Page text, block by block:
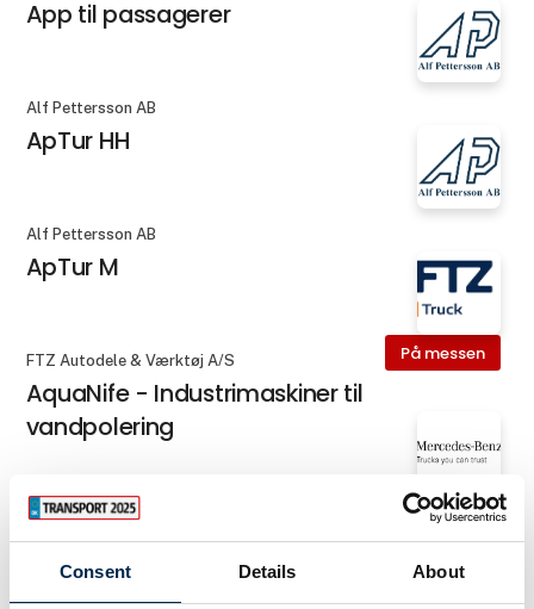
Consent Details About
App til passagerer
Alf Pettersson AB
ApTur HH
Alf Pettersson AB
ApTur M
På messen
FTZ Autodele & Værktøj A/S
AquaNife - Industrimaskiner til
vandpolering
Hessel Trucks A/S
Arocs